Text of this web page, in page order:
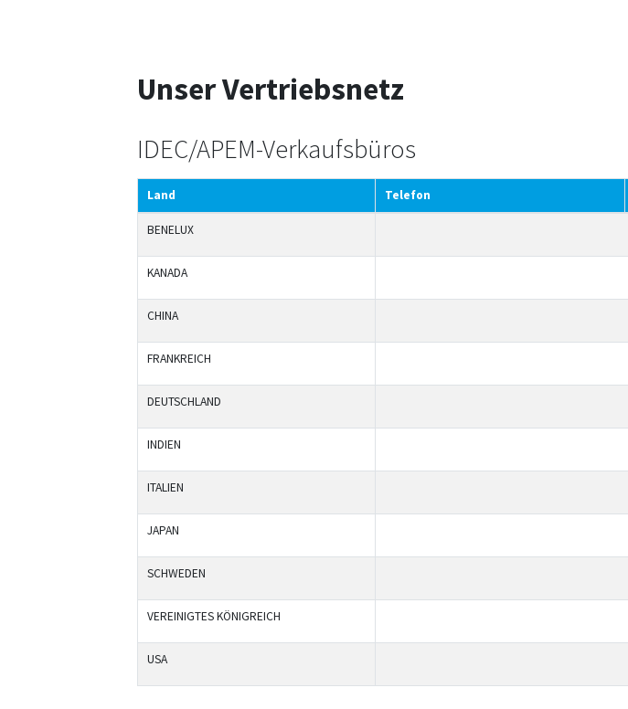
Unser Vertriebsnetz
IDEC/APEM-Verkaufsbüros
Land Telefon
BENELUX
KANADA
CHINA
FRANKREICH
DEUTSCHLAND
INDIEN
ITALIEN
JAPAN
SCHWEDEN
VEREINIGTES KÖNIGREICH
USA